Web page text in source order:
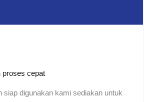
proses cepat
siap digunakan kami sediakan untuk